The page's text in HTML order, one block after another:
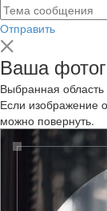
Отправить
Ваша
Выбранная
Если изображение
можно повернуть.